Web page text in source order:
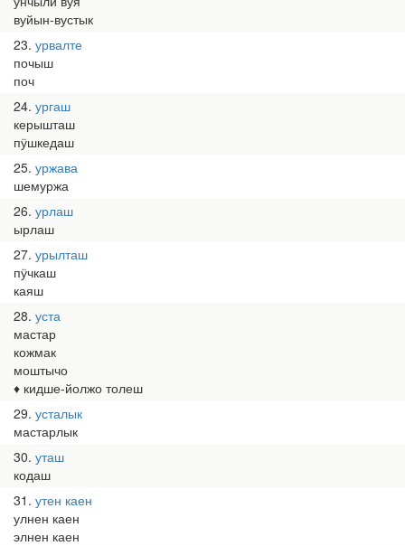
вуйын-вустык
23 урвалте
почыш
поч
24 ургаш
керышташ
пӱшкедаш
25 уржава
шемуржа
26 урлаш
ырлаш
27 урылташ
пӱчкаш
каяш
28 уста
мастар
кожмак
моштычо
♦ кидше-йолжо толеш
29 усталык
мастарлык
30 уташ
кодаш
31 утен каен
улнен каен
элнен каен